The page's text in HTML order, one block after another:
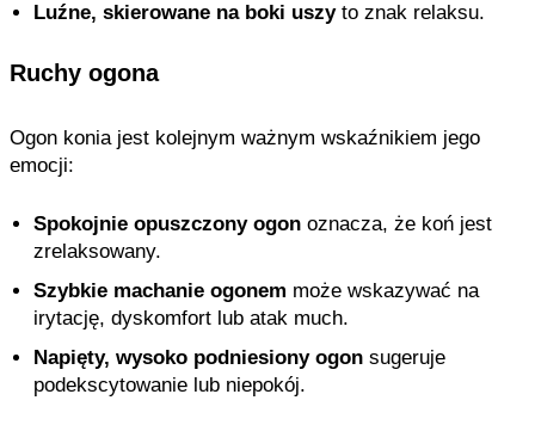
Luźne, skierowane na boki uszyto znak relaksu.
Ruchy ogona
Ogon konia jest kolejnym ważnym wskaźnikiem jego
emocji:
Spokojnie opuszczony ogon oznacza, że koń jest
zrelaksowany.
Szybkie machanie ogonem może wskazywać na
irytację, dyskomfort lub atak much.
Napięty, wysoko podniesiony ogon sugeruje
podekscytowanie lub niepokój.